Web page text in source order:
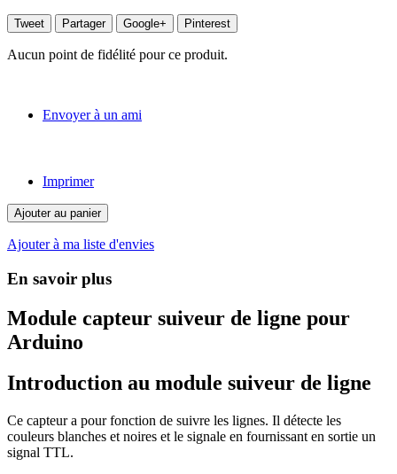
Tweet Partager Google+ Pinterest
Aucun point de fidélité pour ce produit.
Envoyer à un ami
Imprimer
Ajouter au panier
Ajouter à ma liste d'envies
En savoir plus
Module capteur suiveur de ligne pour
Arduino
Introduction au module suiveur de ligne
Ce capteur a pour fonction de suivre les lignes. Il détecte les
couleurs blanches et noires et le signale en fournissant en sortie un
signal TTL.